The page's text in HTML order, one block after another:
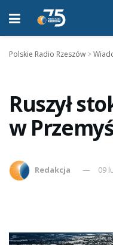
Polskie Radio Rzeszów >
Ruszył
w
Redakcja 09